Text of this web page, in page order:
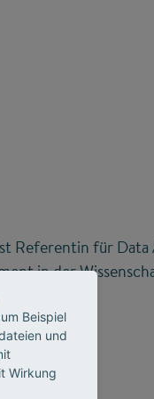
Referentin für Data
in der
Beispiel
und
Wirkung